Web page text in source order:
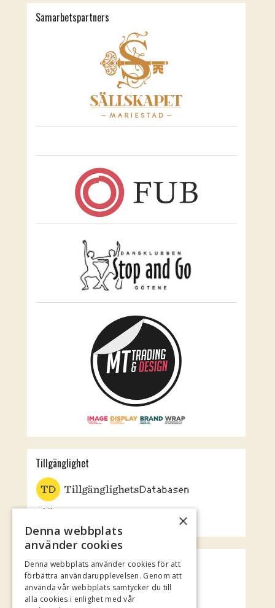
Samarbetspartners
Tillgänglighet
Jubileumsteatern
Spotify Playlist
×
Denna webbplats
använder cookies
Denna webbplats använder cookies för att
förbättra användarupplevelsen. Genom att
använda vår webbplats samtycker du till
alla cookies i enlighet med vår